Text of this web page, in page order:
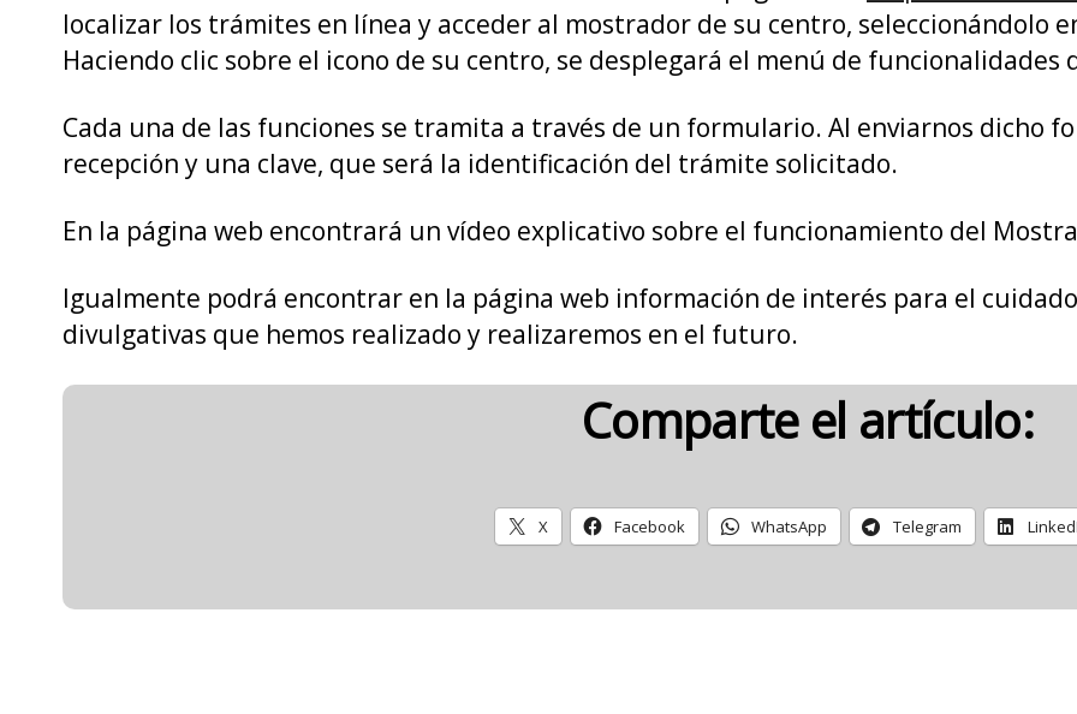
localizar los trámites en línea y acceder al mostrador de su centro, seleccionándolo
Haciendo clic sobre el icono de su centro, se desplegará el menú de funcionalidades
Cada una de las funciones se tramita a través de un formulario. Al enviarnos dicho
recepción y una clave, que será la identificación del trámite solicitado.
En la página web encontrará un vídeo explicativo sobre el funcionamiento del
Igualmente podrá encontrar en la página web información de interés para el
divulgativas que hemos realizado y realizaremos en el futuro.
Comparte el artículo:
X Facebook WhatsApp Telegram